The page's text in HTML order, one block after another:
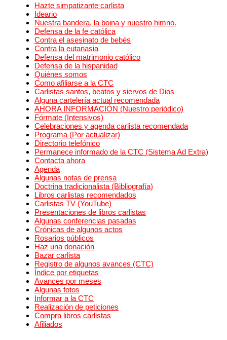
Hazte simpatizante carlista
Ideario
Nuestra bandera, la boina y nuestro himno.
Defensa de la fe católica
Contra el asesinato de bebés
Contra la eutanasia
Defensa del matrimonio católico
Defensa de la hispanidad
Quiénes somos
Como afiliarse a la CTC
Carlistas santos, beatos y siervos de Dios
Alguna cartelería actual recomendada
AHORA INFORMACIÓN (Nuestro periódico)
Fórmate (Intensivos)
Celebraciones y agenda carlista recomendada
Programa (Por actualizar)
Directorio telefónico
Permanece informado de la CTC (Sistema Ad Extra)
Contacta ahora
Agenda
Algunas notas de prensa
Doctrina tradicionalista (Bibliografía)
Libros carlistas recomendados
Carlistas TV (YouTube)
Presentaciones de libros carlistas
Algunas conferencias pasadas
Crónicas de algunos actos
Rosarios públicos
Haz una donación
Bazar carlista
Registro de algunos avances (CTC)
Índice por etiquetas
Avances por meses
Algunas fotos
Informar a la CTC
Realización de peticiones
Compra libros carlistas
Afiliados